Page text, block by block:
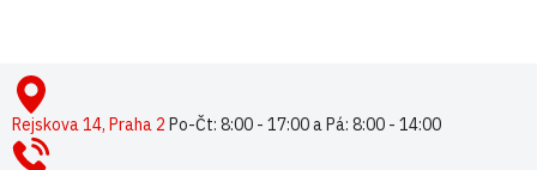
pRejskova 14, Praha 2 Po-Čt: 8:00 - 17:00 a Pá: 8:00 - 14:00